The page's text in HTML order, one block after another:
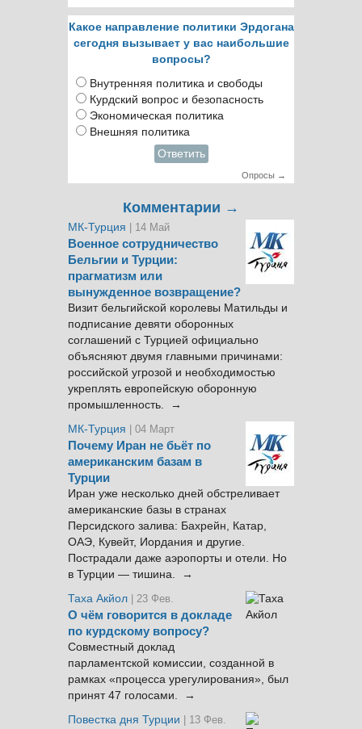
Какое направление политики Эрдогана
сегодня вызывает у вас наибольшие
вопросы?
Внутренняя политика и свободы
Курдский вопрос и безопасность
Экономическая политика
Внешняя политика
Ответить
Опросы →
Комментарии →
МК-Турция | 14 Май
Военное сотрудничество
Бельгии и Турции:
прагматизм или
вынужденное возвращение?
Визит бельгийской королевы Матильды и
подписание девяти оборонных
соглашений с Турцией официально
объясняют двумя главными причинами:
российской угрозой и необходимостью
укреплять европейскую оборонную
промышленность. →
МК-Турция
| 04 Март
Почему Иран не бьёт по
американским базам в
Турции
Иран уже несколько дней обстреливает
американские базы в странах
Персидского залива: Бахрейн, Катар,
ОАЭ, Кувейт, Иордания и другие.
Пострадали даже аэропорты и отели. Но
в Турции — тишина. →
Таха Акйол | 23 Фев.
О чём говорится в докладе
по курдскому вопросу?
Совместный доклад
парламентской комиссии, созданной в
рамках «процесса урегулирования», был
принят 47 голосами. →
Повестка дня Турции
| 13 Фев.